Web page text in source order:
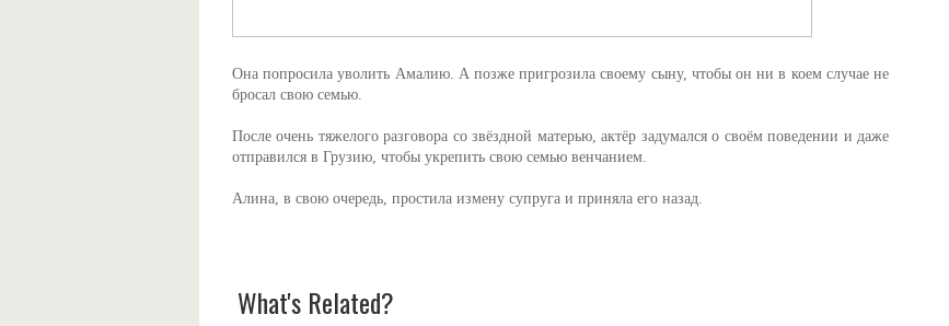
Она попросила уволить Амалию. А позже пригрозила своему сыну, чтобы он ни в коем случае не
бросал свою семью.
После очень тяжелого разговора со звёздной матерью, актёр задумался о своём поведении и даже
отправился в Грузию, чтобы укрепить свою семью венчанием.
Алина, в свою очередь, простила измену супруга и приняла его назад.
What's Related?